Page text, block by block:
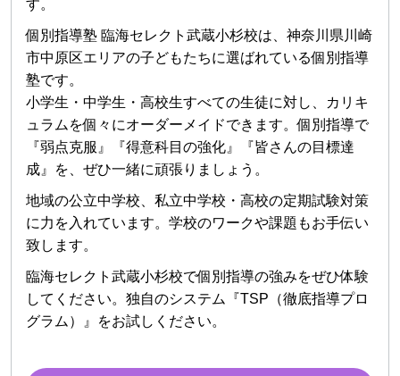
す。
個別指導塾 臨海セレクト武蔵小杉校は、神奈川県川崎
市中原区エリアの子どもたちに選ばれている個別指導
塾です。
小学生・中学生・高校生すべての生徒に対し、カリキ
ュラムを個々にオーダーメイドできます。個別指導で
『弱点克服』『得意科目の強化』『皆さんの目標達
成』を、ぜひ一緒に頑張りましょう。
地域の公立中学校、私立中学校・高校の定期試験対策
に力を入れています。学校のワークや課題もお手伝い
致します。
臨海セレクト武蔵小杉校で個別指導の強みをぜひ体験
してください。独自のシステム『TSP（徹底指導プロ
グラム）』をお試しください。